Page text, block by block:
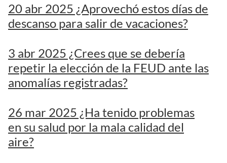
20 abr 2025 ¿Aprovechó estos días de
descanso para salir de vacaciones?
3 abr 2025 ¿Crees que se debería
repetir la elección de la FEUD ante las
anomalías registradas?
26 mar 2025 ¿Ha tenido problemas
en su salud por la mala calidad del
aire?